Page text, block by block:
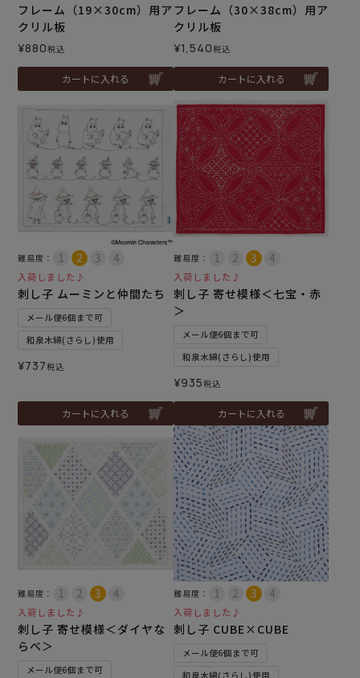
フレーム（19×30cm）用ア
クリル板
¥880税込
カートに入れる
フレーム（30×38cm）用ア
クリル板
¥1,540税込
カートに入れる
難易度：
入荷しました♪
刺し子 ムーミンと仲間たち
メール便6個まで可
和泉木綿(さらし)使用
¥737税込
カートに入れる
難易度：
入荷しました♪
刺し子 寄せ模様＜七宝・赤
＞
メール便6個まで可
和泉木綿(さらし)使用
¥935税込
カートに入れる
難易度：
入荷しました♪
刺し子 寄せ模様＜ダイヤな
らべ＞
メール便6個まで可
難易度：
入荷しました♪
刺し子 CUBE×CUBE
メール便6個まで可
和泉木綿(さらし)使用